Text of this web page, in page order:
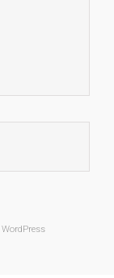
WordPress